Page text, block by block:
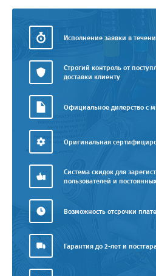
Исполнение заявки в
Строгий контроль от
доставки клиенту
Официальное дилерство с
Оригинальная
Система скидок для
пользователей и
Возможность отсрочки
Гарантия до 2-лет и